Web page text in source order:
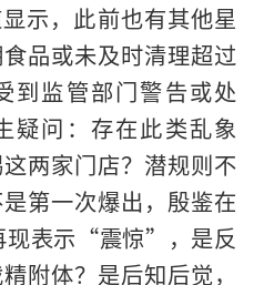
示，此前也有其他星
品或未及时清理超过
到监管部门警告或处
疑问：存在此类乱象
两家门店？潜规则不
第一次爆出，殷鉴在
现表示“震惊”，是反
附体？是后知后觉，